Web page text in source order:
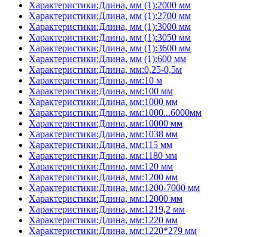
Характеристики:Длина, мм (1):2000 мм
Характеристики:Длина, мм (1):2700 мм
Характеристики:Длина, мм (1):3000 мм
Характеристики:Длина, мм (1):3050 мм
Характеристики:Длина, мм (1):3600 мм
Характеристики:Длина, мм (1):600 мм
Характеристики:Длина, мм:0,25-0,5м
Характеристики:Длина, мм:10 м
Характеристики:Длина, мм:100 мм
Характеристики:Длина, мм:1000 мм
Характеристики:Длина, мм:1000...6000мм
Характеристики:Длина, мм:10000 мм
Характеристики:Длина, мм:1038 мм
Характеристики:Длина, мм:115 мм
Характеристики:Длина, мм:1180 мм
Характеристики:Длина, мм:120 мм
Характеристики:Длина, мм:1200 мм
Характеристики:Длина, мм:1200-7000 мм
Характеристики:Длина, мм:12000 мм
Характеристики:Длина, мм:1219,2 мм
Характеристики:Длина, мм:1220 мм
Характеристики:Длина, мм:1220*279 мм